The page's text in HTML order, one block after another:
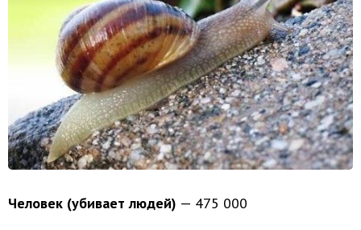
Человек (убивает людей) — 475 000